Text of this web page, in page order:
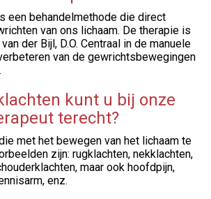
een behandelmethode die direct
van ons lichaam. De therapie is
der Bijl, D.O. Centraal in de manuele
van de gewrichtsbewegingen
kunt u bij onze
terecht?
met het bewegen van het lichaam te
zijn: rugklachten, nekklachten,
maar ook hoofdpijn,
enz.